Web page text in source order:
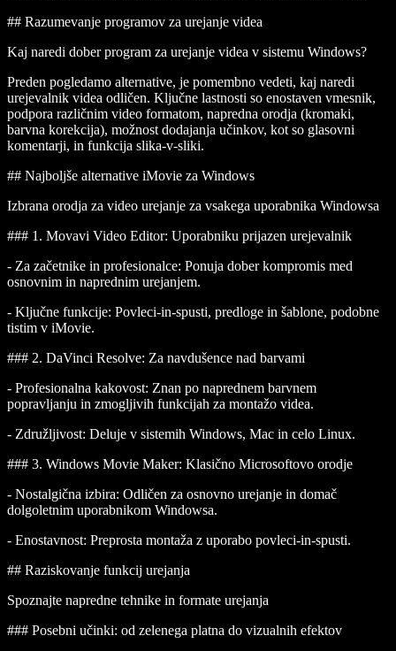
## Razumevanje programov za urejanje videa
Kaj naredi dober program za urejanje videa v sistemu Windows?
Preden pogledamo alternative, je pomembno vedeti, kaj naredi
urejevalnik videa odličen. Ključne lastnosti so enostaven vmesnik,
podpora različnim video formatom, napredna orodja (kromaki,
barvna korekcija), možnost dodajanja učinkov, kot so glasovni
komentarji, in funkcija slika-v-sliki.
## Najboljše alternative iMovie za Windows
Izbrana orodja za video urejanje za vsakega uporabnika Windowsa
### 1. Movavi Video Editor: Uporabniku prijazen urejevalnik
- Za začetnike in profesionalce: Ponuja dober kompromis med
osnovnim in naprednim urejanjem.
- Ključne funkcije: Povleci-in-spusti, predloge in šablone, podobne
tistim v iMovie.
### 2. DaVinci Resolve: Za navdušence nad barvami
- Profesionalna kakovost: Znan po naprednem barvnem
popravljanju in zmogljivih funkcijah za montažo videa.
- Združljivost: Deluje v sistemih Windows, Mac in celo Linux.
### 3. Windows Movie Maker: Klasično Microsoftovo orodje
- Nostalgična izbira: Odličen za osnovno urejanje in domač
dolgoletnim uporabnikom Windowsa.
- Enostavnost: Preprosta montaža z uporabo povleci-in-spusti.
## Raziskovanje funkcij urejanja
Spoznajte napredne tehnike in formate urejanja
### Posebni učinki: od zelenega platna do vizualnih efektov